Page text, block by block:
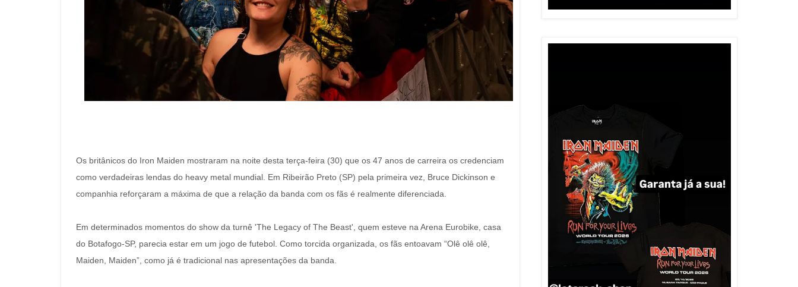
Os britânicos do Iron Maiden mostraram na noite desta terça-feira (30) que os 47 anos de carreira os credenciam
como verdadeiras lendas do heavy metal mundial. Em Ribeirão Preto (SP) pela primeira vez, Bruce Dickinson e
companhia reforçaram a máxima de que a relação da banda com os fãs é realmente diferenciada.
Em determinados momentos do show da turnê 'The Legacy of The Beast', quem esteve na Arena Eurobike, casa
do Botafogo-SP, parecia estar em um jogo de futebol. Como torcida organizada, os fãs entoavam “Olê olê olê,
Maiden, Maiden”, como já é tradicional nas apresentações da banda.